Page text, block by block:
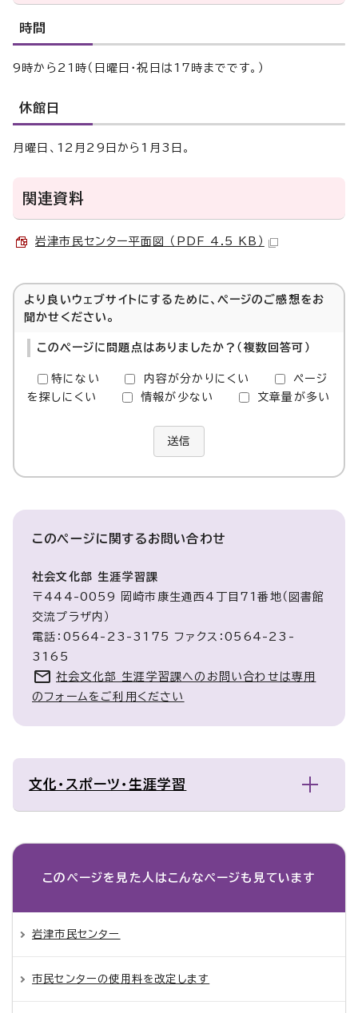
時間
9時から21時（日曜日・祝日は17時までです。）
休館日
月曜日、12月29日から1月3日。
関連資料
岩津市民センター平面図 （PDF 4.5 KB）
より良いウェブサイトにするために、ページのご感想をお
聞かせください。
このページに問題点はありましたか？（複数回答可）
特にない 内容が分かりにくい
ページ
を探しにくい
情報が少ない 文章量が多い
送信
このページに関するお問い合わせ
社会文化部 生涯学習課
〒444-0059 岡崎市康生通西4丁目71番地（図書館
交流プラザ内）
電話：0564-23-3175 ファクス：0564-23-
3165
社会文化部 生涯学習課へのお問い合わせは専用
のフォームをご利用ください
文化・スポーツ・生涯学習
このページを見た人は こんなページも見ています
岩津市民センター
市民センターの使用料を改定します